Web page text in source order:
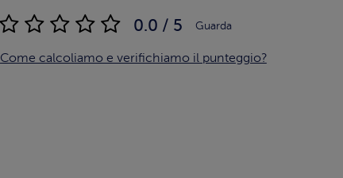
0.0 / 5 Guarda
Come calcoliamo e verifichiamo il punteggio?